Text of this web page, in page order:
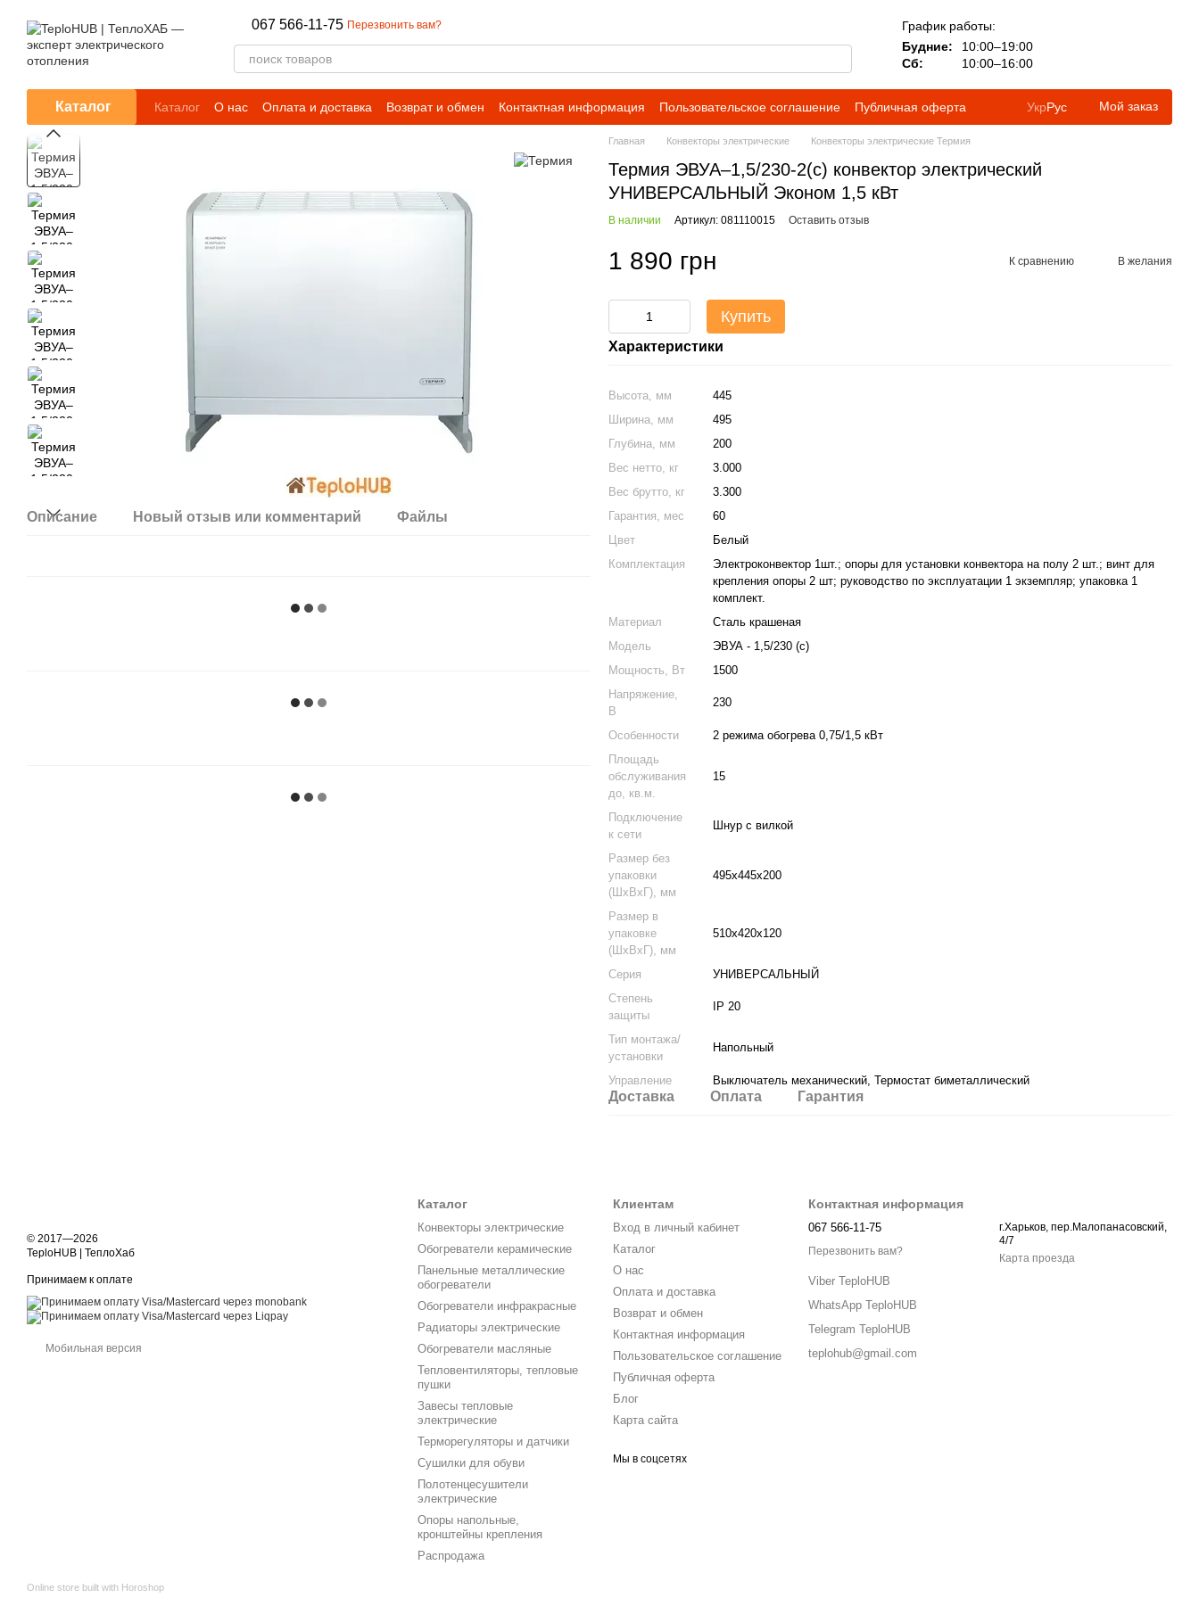
067 566-11-75 Перезвонить вам?
График работы:
Будние:
10:00–19:00
Сб:
10:00–16:00
Каталог Каталог О нас Оплата и доставка Возврат и обмен Контактная информация Пользовательское соглашение
Публичная оферта
Блог
УкрРус Мой заказ
Описание Новый отзыв или комментарий Файлы
Главная Конвекторы электрические Конвекторы электрические Термия
Термия ЭВУА–1,5/230-2(с) конвектор электрический
УНИВЕРСАЛЬНЫЙ Эконом 1,5 кВт
В наличии Артикул: 081110015 Оставить отзыв
1 890 грн К сравнению В желания
Купить
Характеристики
Высота, мм
445
Ширина, мм
495
Глубина, мм
200
Вес нетто, кг
3.000
Вес брутто, кг
3.300
Гарантия, мес
60
Цвет
Белый
Комплектация
Электроконвектор 1шт.; опоры для установки конвектора на полу 2 шт.; винт для
крепления опоры 2 шт; руководство по эксплуатации 1 экземпляр; упаковка 1
комплект.
Материал
Сталь крашеная
Модель
ЭВУА - 1,5/230 (с)
Мощность, Вт
1500
Напряжение,
В
230
Особенности
2 режима обогрева 0,75/1,5 кВт
Площадь
обслуживания
до, кв.м.
15
Подключение
к сети
Шнур с вилкой
Размер без
упаковки
(ШхВхГ), мм
495х445х200
Размер в
упаковке
(ШхВхГ), мм
510х420х120
Серия
УНИВЕРСАЛЬНЫЙ
Степень
защиты
IP 20
Тип монтажа/
установки
Напольный
Управление Выключатель механический, Термостат биметаллический
Доставка Оплата Гарантия
© 2017—2026
TeploHUB | ТеплоХаб
Принимаем к оплате
Мобильная версия
Online store built with Horoshop
Каталог
Конвекторы электрические
Обогреватели керамические
Панельные металлические
обогреватели
Обогреватели инфракрасные
Радиаторы электрические
Обогреватели масляные
Тепловентиляторы, тепловые
пушки
Завесы тепловые
электрические
Терморегуляторы и датчики
Сушилки для обуви
Полотенцесушители
электрические
Опоры напольные,
кронштейны крепления
Распродажа
Клиентам
Вход в личный кабинет
Каталог
О нас
Оплата и доставка
Возврат и обмен
Контактная информация
Пользовательское соглашение
Публичная оферта
Блог
Карта сайта
Мы в соцсетях
Контактная информация
067 566-11-75
Перезвонить вам?
Viber TeploHUB
WhatsApp TeploHUB
Telegram TeploHUB
teplohub@gmail.com
г.Харьков, пер.Малопанасовский,
4/7
Карта проезда